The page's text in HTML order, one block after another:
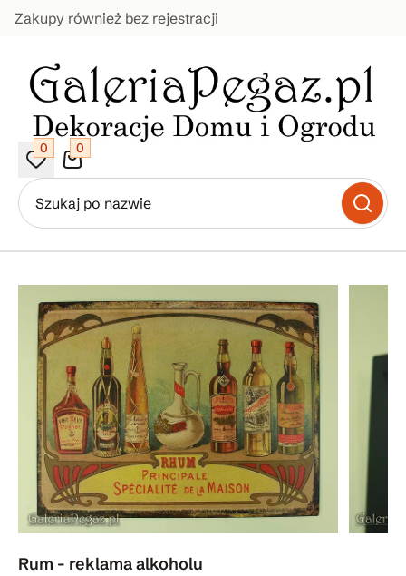
Zakupy również bez rejestracji
0 0
Rum - reklama alkoholu